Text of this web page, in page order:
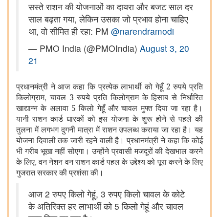
सस्ते राशन की योजनाओं का दायरा और बजट साल दर
साल बढ़ता गया, लेकिन उसका जो प्रभाव होना चाहिए
था, वो सीमित ही रहा: PM @narendramodi
— PMO India (@PMOIndia) August 3, 20
21
प्रधानमंत्री ने आज कहा कि प्रत्येक लाभार्थी को गेहूँ 2 रुपये प्रति
किलोग्राम,चावल 3 रुपये प्रति किलोग्राम के हिसाब से निर्धारित
खाद्यान्न के अलावा 5 किलो गेहूँ और चावल मुफ्त दिया जा रहा है।
यानी राशन कार्ड धारकों को इस योजना के शुरू होने से पहले की
तुलना में लगभग दुगनी मात्रा में राशन उपलब्ध कराया जा रहा है। यह
योजना दिवाली तक जारी रहने वाली है। प्रधानमंत्री ने कहा कि कोई
भी गरीब भूखा नहीं सोएगा। उन्होंने प्रवासी मजदूरों की देखभाल करने
के लिए,वन नेशन वन राशन कार्ड पहल के उद्देश्य को पूरा करने के लिए
गुजरात सरकार की प्रशंसा की।
आज 2 रुपए किलो गेहूं, 3 रुपए किलो चावल के कोटे
के अतिरिक्त हर लाभार्थी को 5 किलो गेहूं और चावल